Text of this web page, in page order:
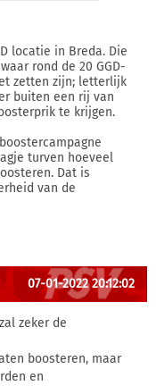
locatie in Breda. Die
rond de 20 GGD-
zetten zijn; letterlijk
buiten een rij van
te krijgen.
turven hoeveel
Dat is
van de
07-01-2022 20:12:02
zeker de
boosteren, maar
en